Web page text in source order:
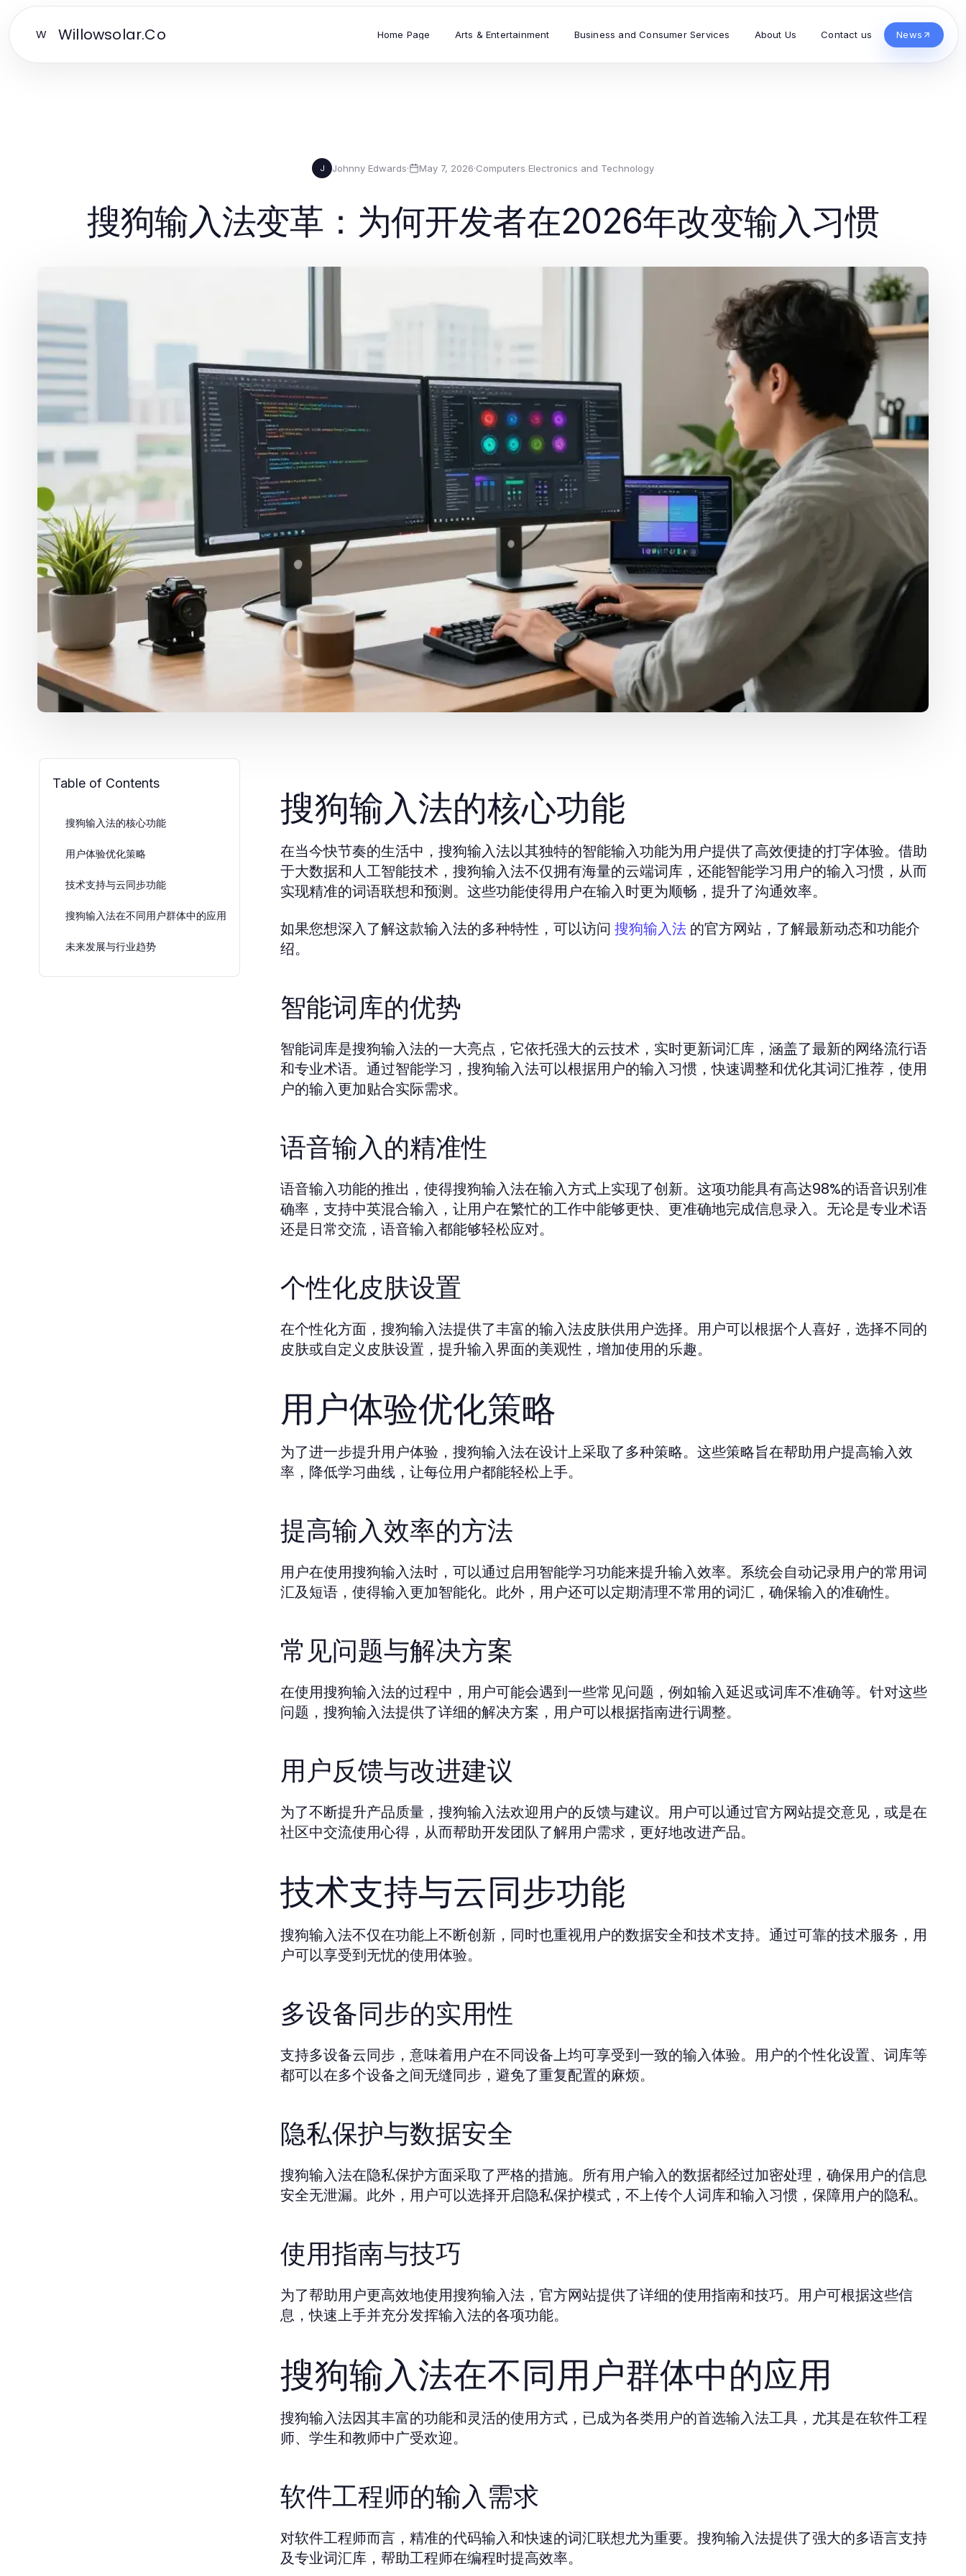
W Willowsolar.Co Home Page Arts & Entertainment Business and Consumer Services About Us Contact us News
J Johnny Edwards· May 7, 2026·Computers Electronics and Technology
搜狗输入法变革：为何开发者在2026年改变输入习惯
Table of Contents
搜狗输入法的核心功能
用户体验优化策略
技术支持与云同步功能
搜狗输入法在不同用户群体中的应用
未来发展与行业趋势
搜狗输入法的核心功能
在当今快节奏的生活中，搜狗输入法以其独特的智能输入功能为用户提供了高效便捷的打字体验。借助
于大数据和人工智能技术，搜狗输入法不仅拥有海量的云端词库，还能智能学习用户的输入习惯，从而
实现精准的词语联想和预测。这些功能使得用户在输入时更为顺畅，提升了沟通效率。
如果您想深入了解这款输入法的多种特性，可以访问 搜狗输入法 的官方网站，了解最新动态和功能介
绍。
智能词库的优势
智能词库是搜狗输入法的一大亮点，它依托强大的云技术，实时更新词汇库，涵盖了最新的网络流行语
和专业术语。通过智能学习，搜狗输入法可以根据用户的输入习惯，快速调整和优化其词汇推荐，使用
户的输入更加贴合实际需求。
语音输入的精准性
语音输入功能的推出，使得搜狗输入法在输入方式上实现了创新。这项功能具有高达98%的语音识别准
确率，支持中英混合输入，让用户在繁忙的工作中能够更快、更准确地完成信息录入。无论是专业术语
还是日常交流，语音输入都能够轻松应对。
个性化皮肤设置
在个性化方面，搜狗输入法提供了丰富的输入法皮肤供用户选择。用户可以根据个人喜好，选择不同的
皮肤或自定义皮肤设置，提升输入界面的美观性，增加使用的乐趣。
用户体验优化策略
为了进一步提升用户体验，搜狗输入法在设计上采取了多种策略。这些策略旨在帮助用户提高输入效
率，降低学习曲线，让每位用户都能轻松上手。
提高输入效率的方法
用户在使用搜狗输入法时，可以通过启用智能学习功能来提升输入效率。系统会自动记录用户的常用词
汇及短语，使得输入更加智能化。此外，用户还可以定期清理不常用的词汇，确保输入的准确性。
常见问题与解决方案
在使用搜狗输入法的过程中，用户可能会遇到一些常见问题，例如输入延迟或词库不准确等。针对这些
问题，搜狗输入法提供了详细的解决方案，用户可以根据指南进行调整。
用户反馈与改进建议
为了不断提升产品质量，搜狗输入法欢迎用户的反馈与建议。用户可以通过官方网站提交意见，或是在
社区中交流使用心得，从而帮助开发团队了解用户需求，更好地改进产品。
技术支持与云同步功能
搜狗输入法不仅在功能上不断创新，同时也重视用户的数据安全和技术支持。通过可靠的技术服务，用
户可以享受到无忧的使用体验。
多设备同步的实用性
支持多设备云同步，意味着用户在不同设备上均可享受到一致的输入体验。用户的个性化设置、词库等
都可以在多个设备之间无缝同步，避免了重复配置的麻烦。
隐私保护与数据安全
搜狗输入法在隐私保护方面采取了严格的措施。所有用户输入的数据都经过加密处理，确保用户的信息
安全无泄漏。此外，用户可以选择开启隐私保护模式，不上传个人词库和输入习惯，保障用户的隐私。
使用指南与技巧
为了帮助用户更高效地使用搜狗输入法，官方网站提供了详细的使用指南和技巧。用户可根据这些信
息，快速上手并充分发挥输入法的各项功能。
搜狗输入法在不同用户群体中的应用
搜狗输入法因其丰富的功能和灵活的使用方式，已成为各类用户的首选输入法工具，尤其是在软件工程
师、学生和教师中广受欢迎。
软件工程师的输入需求
对软件工程师而言，精准的代码输入和快速的词汇联想尤为重要。搜狗输入法提供了强大的多语言支持
及专业词汇库，帮助工程师在编程时提高效率。